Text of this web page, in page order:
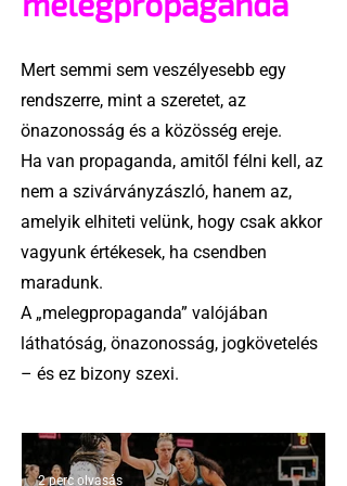
Mert semmi sem veszélyesebb egy
rendszerre, mint a szeretet, az
önazonosság és a közösség ereje.
Ha van propaganda, amitől félni kell, az
nem a szivárványzászló, hanem az,
amelyik elhiteti velünk, hogy csak akkor
vagyunk értékesek, ha csendben
maradunk.
A „melegpropaganda” valójában
láthatóság, önazonosság, jogkövetelés
– és ez bizony szexi.
2 perc olvasás